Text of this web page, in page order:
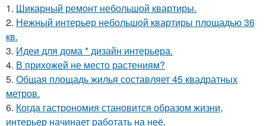
1. Шикарный ремонт небольшой квартиры.
2. Нежный интерьер небольшой квартиры площадью 36
кв.
3. Идеи для дома * дизайн интерьера.
4. В прихожей не место растениям?
5. Общая площадь жилья составляет 45 квадратных
метров.
6. Когда гастрономия становится образом жизни,
интерьер начинает работать на неё.